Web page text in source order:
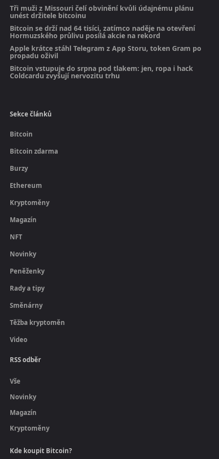
Tři muži z Missouri čelí obvinění kvůli údajnému plánu
unést držitele bitcoinu
Bitcoin se drží nad 64 tisíci, zatímco naděje na otevření
Hormuzského průlivu posílá akcie na rekord
Apple krátce stáhl Telegram z App Storu, token Gram po
propadu oživil
Bitcoin vstupuje do srpna pod tlakem: jen, ropa i hack
Coldcardu zvyšují nervozitu trhu
Sekce článků
Bitcoin
Bitcoin zdarma
Burzy
Ethereum
Kryptoměny
Magazín
NFT
Novinky
Peněženky
Rady a tipy
Směnárny
Těžba kryptoměn
Video
RSS odběr
Vše
Novinky
Magazín
Kryptoměny
Kde koupit Bitcoin?